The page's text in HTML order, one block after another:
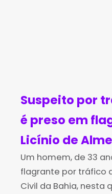
Suspeito por
é preso em
Licínio de
Um homem, de 33
flagrante por tráfico
Civil da Bahia, nesta